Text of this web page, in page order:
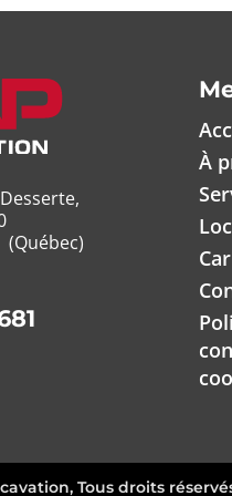
À
Tous droits